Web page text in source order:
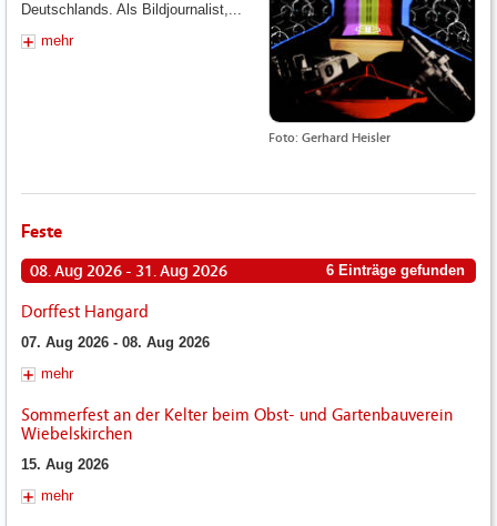
Foto: Gerhard Heisler
Deutschlands. Als Bildjournalist,...
mehr
Feste
08. Aug 2026 - 31. Aug 2026 6 Einträge gefunden
Dorffest Hangard
07. Aug 2026 - 08. Aug 2026
mehr
Sommerfest an der Kelter beim Obst- und Gartenbauverein
Wiebelskirchen
15. Aug 2026
mehr